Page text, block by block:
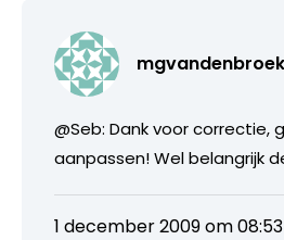
mgvandenbroek
@Seb: Dank voor correctie,
aanpassen! Wel belangrijk
1 december 2009 om 08:53